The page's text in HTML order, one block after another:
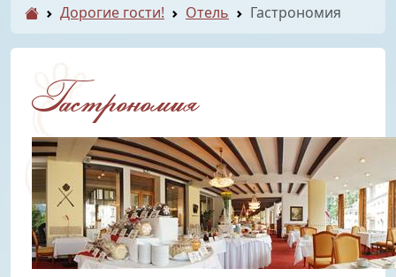
Дорогие гости! Отель Гастрономия
Гастрономия